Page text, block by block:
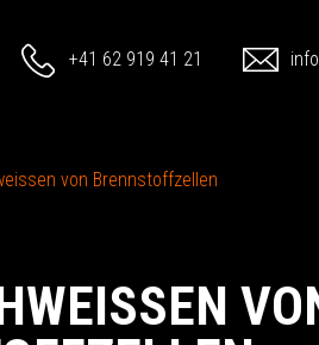
+41 62 919 41 21
von Brennstoffzellen